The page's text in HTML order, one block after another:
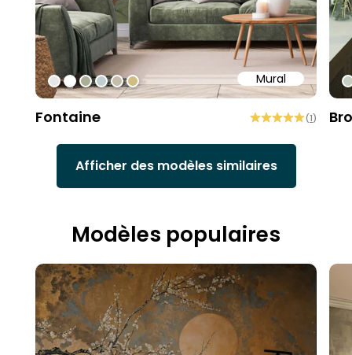
Mural
#e6e6e6
#ffffff
#abae95
#c0ced1
#c4bdac
#cebe81
Fontaine (1)
Afficher des modèles similaires
Modèles populaires